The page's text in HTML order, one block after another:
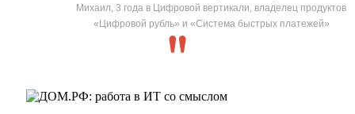
Михаил, 3 года в Цифровой вертикали, владелец продуктов
«Цифровой рубль» и «Система быстрых платежей»